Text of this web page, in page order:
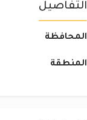
التفاصيل
المحافظة
المنطقة